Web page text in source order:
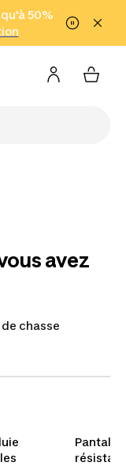
Aller au pied de
50%
avez
chasse